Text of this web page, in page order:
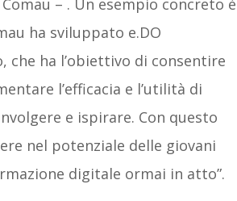
– . Un esempio concreto è
ha sviluppato e.DO
che ha l’obiettivo di consentire
l’efficacia e l’utilità di
e ispirare. Con questo
nel potenziale delle giovani
digitale ormai in atto”.